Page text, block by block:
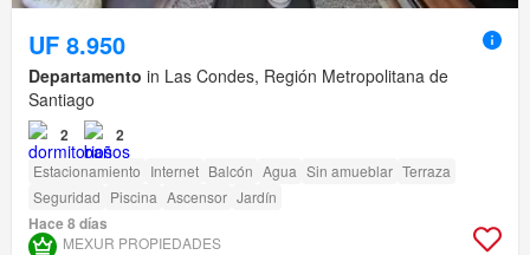
UF 8.950
Departamento in Las Condes, Región Metropolitana de
Santiago
2 2
Estacionamiento Internet Balcón Agua Sin amueblar Terraza
Seguridad Piscina Ascensor Jardín
Hace 8 días
MEXUR PROPIEDADES